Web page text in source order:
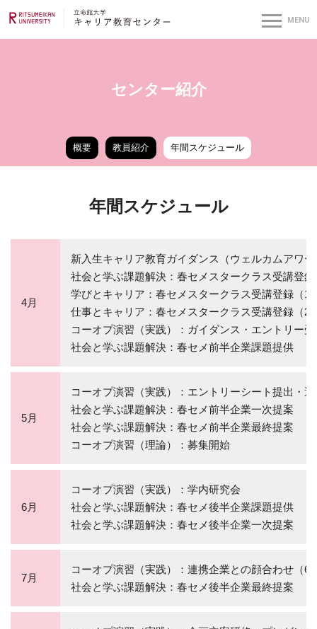
センター紹介
概要 教員紹介 年間スケジュール
年間スケジュール
4月
新入生キャリア教育ガイダンス（ウェルカムアワー
社会と学ぶ課題解決：春セメスタークラス受講登
学びとキャリア：春セメスタークラス受講登録（1
仕事とキャリア：春セメスタークラス受講登録（2
コーオプ演習（実践）：ガイダンス・エントリー
社会と学ぶ課題解決：春セメ前半企業課題提供
5月
コーオプ演習（実践）：エントリーシート提出・選
社会と学ぶ課題解決：春セメ前半企業一次提案
社会と学ぶ課題解決：春セメ前半企業最終提案
コーオプ演習（理論）：募集開始
6月
コーオプ演習（実践）：学内研究会
社会と学ぶ課題解決：春セメ後半企業課題提供
社会と学ぶ課題解決：春セメ後半企業一次提案
7月
コーオプ演習（実践）：連携企業との顔合わせ（6
社会と学ぶ課題解決：春セメ後半企業最終提案